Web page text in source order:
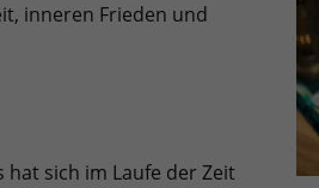
inneren Frieden und
hat sich im Laufe der Zeit